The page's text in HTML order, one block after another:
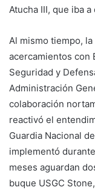
Atucha III, que iba
Al mismo tiempo, la
acercamientos con
Seguridad y
Administración
colaboración
reactivó el
Guardia Nacional
implementó
meses aguardan
buque USGC